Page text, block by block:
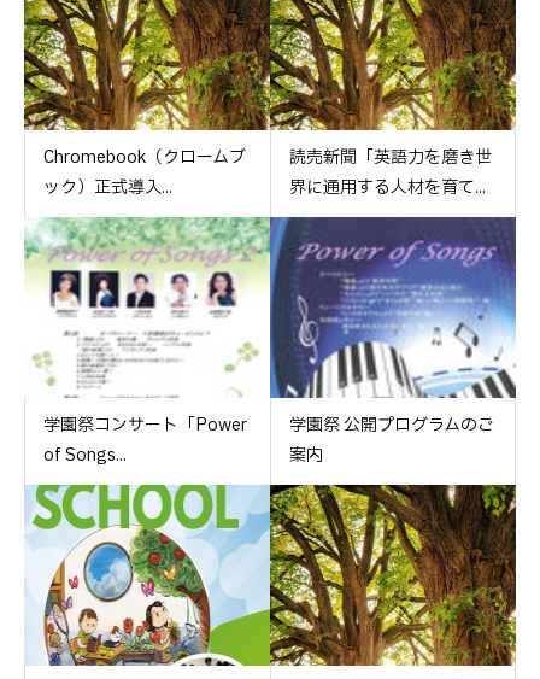
Chromebook（クロームブ
ック）正式導入...
読売新聞「英語力を磨き世
界に通用する人材を育て...
学園祭コンサート「Power
of Songs...
学園祭 公開プログラムのご
案内